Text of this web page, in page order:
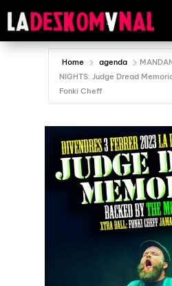
Home agenda
NIGHTS: Judge Dread
Fonki Cheff